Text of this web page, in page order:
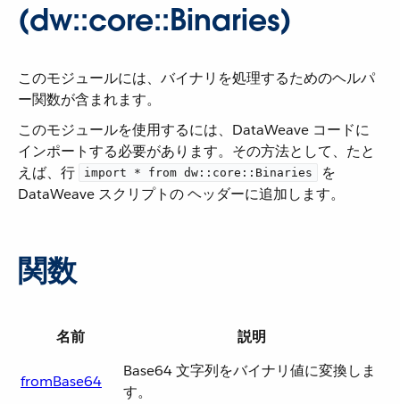
(dw::core::Binaries)
このモジュールには、バイナリを処理するためのヘルパ
ー関数が含まれます。
このモジュールを使用するには、DataWeave コードに
インポートする必要があります。その方法として、たと
えば、行 ​
import * from dw::core::Binaries
​ を
DataWeave スクリプトの ヘッダーに追加します。
関数
名前 説明
fromBase64
Base64 文字列をバイナリ値に変換しま
す。